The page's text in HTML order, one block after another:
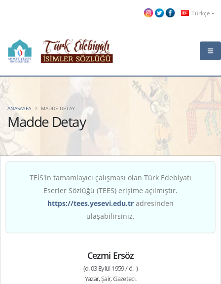
Türkçe
Madde Detay
ANASAYFA MADDE DETAY
TEİS'in tamamlayıcı çalışması olan Türk Edebiyatı
Eserler Sözlüğü (TEES) erişime açılmıştır.
https://tees.yesevi.edu.tr adresinden
ulaşabilirsiniz.
Cezmi Ersöz
(d. 03 Eylül 1959 / ö. -)
Yazar, Şair, Gazeteci.